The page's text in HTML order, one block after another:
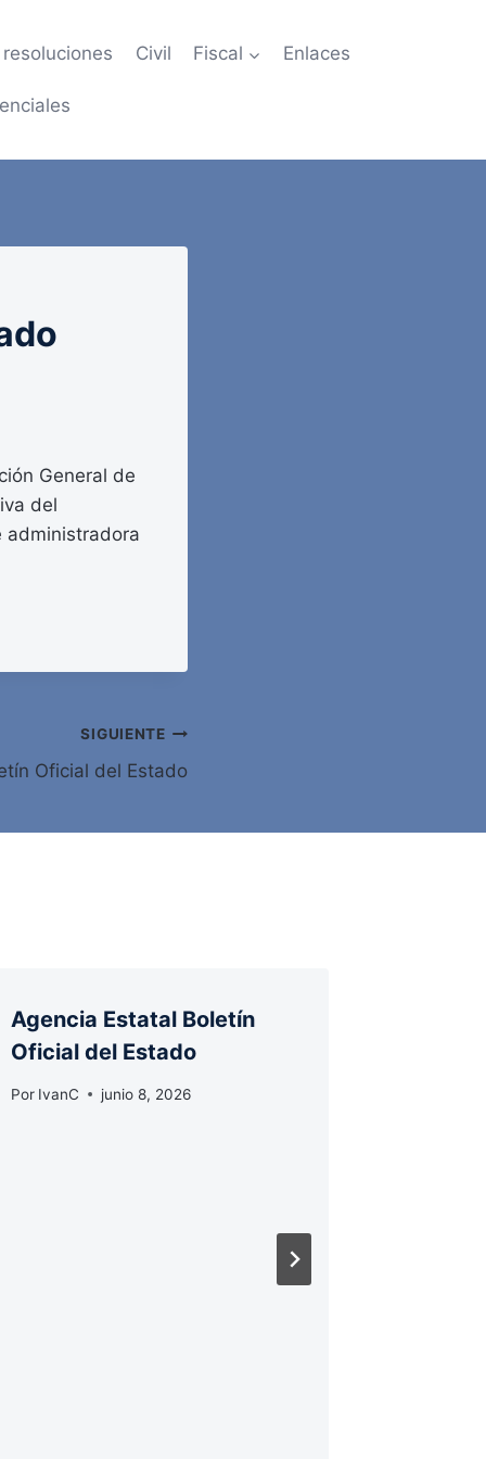
Civil Fiscal Enlaces
General de
del
administradora
SIGUIENTE
Oficial del Estado
Agencia Estatal Boletín
Oficial del Estado
Por IvanC junio 8, 2026